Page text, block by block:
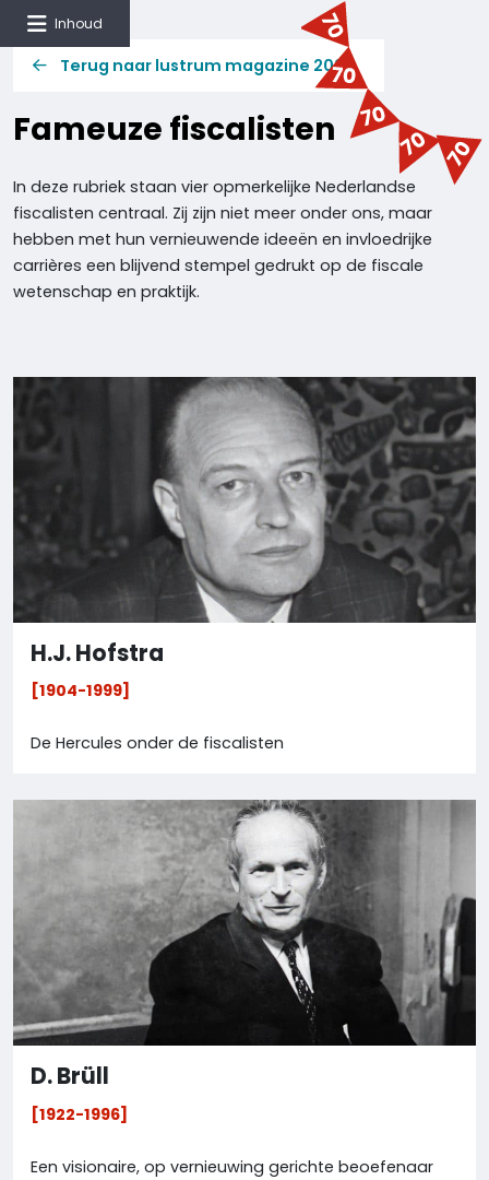
Inhoud
Terug naar lustrum magazine 2024
Fameuze fiscalisten
In deze rubriek staan ​​vier opmerkelijke Nederlandse
fiscalisten centraal. Zij zijn niet meer onder ons, maar
hebben met hun vernieuwende ideeën en invloedrijke
carrières een blijvend stempel gedrukt op de fiscale
wetenschap en praktijk.
H.J. Hofstra
[1904-1999]
De Hercules onder de fiscalisten
D. Brüll
[1922-1996]
Een visionaire, op vernieuwing gerichte beoefenaar